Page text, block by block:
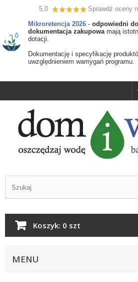
5,0
Sprawdź oceny
Mikroretencja 2026 - odpowiedni
dokumentacja zakupowamają
dotacji.
Dokumentację i specyfikację
uwzględnieniem wamygań programu.
Koszyk: 0 szt
MENU